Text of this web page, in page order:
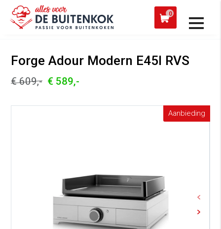
0
werkdag verzonden
Alle producten
Forge Adour Modern E45I RVS
€ 609,- € 589,-
Aanbieding